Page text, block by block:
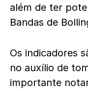
além de ter
Bandas de
Os indicadores
no auxílio de
importante